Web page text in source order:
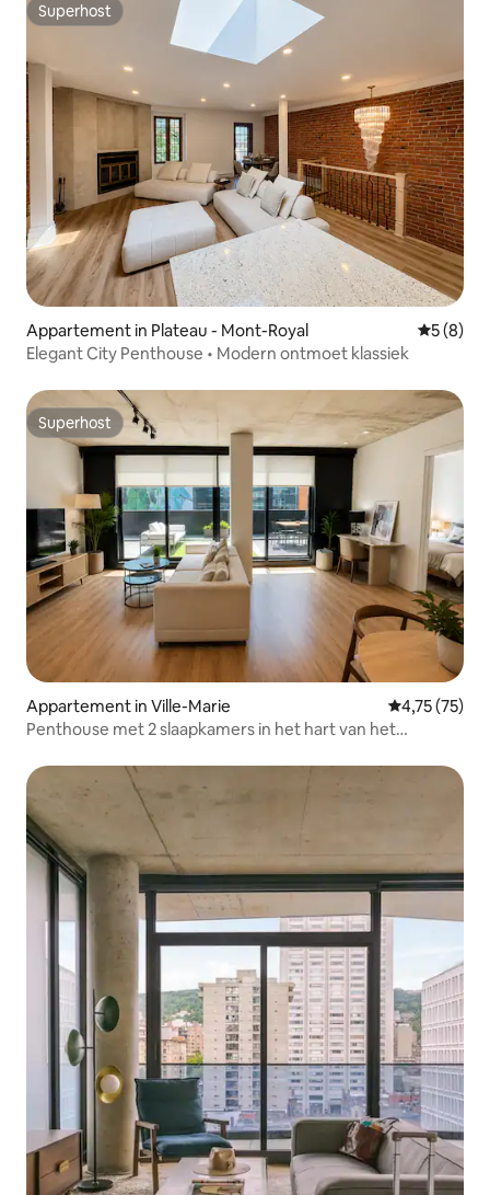
Superhost
Superhost
Appartement in Plateau - Mont-Royal
5 (8)
Elegant City Penthouse • Modern ontmoet klassiek
Superhost
Superhost
Appartement in Ville-Marie Gemiddelde
4,75 (75)
Penthouse met 2 slaapkamers in het hart van het